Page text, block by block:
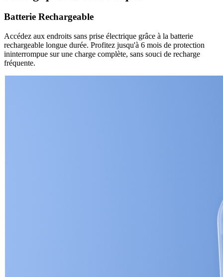
Batterie Rechargeable
Accédez aux endroits sans prise électrique grâce à la batterie
rechargeable longue durée. Profitez jusqu'à 6 mois de protection
ininterrompue sur une charge complète, sans souci de recharge
fréquente.